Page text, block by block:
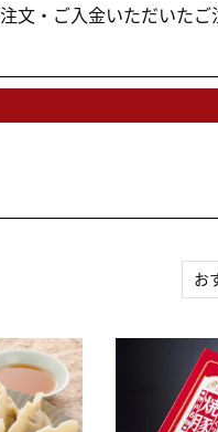
文・ご入金いただいたご
お
積
順
人
レ